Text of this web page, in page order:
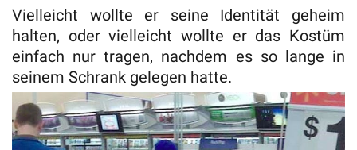
Vielleicht wollte er seine Identität geheim
halten, oder vielleicht wollte er das Kostüm
einfach nur tragen, nachdem es so lange in
seinem Schrank gelegen hatte.